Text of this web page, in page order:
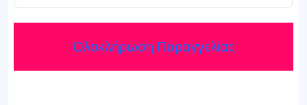
Ολοκλήρωση Παραγγελίας